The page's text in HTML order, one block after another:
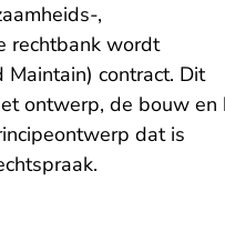
,
rechtbank wordt
contract. Dit
ontwerp, de bouw en
dat is